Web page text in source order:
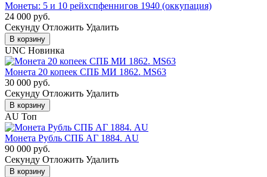
Монеты: 5 и 10 рейхспфеннигов 1940 (оккупация)
24 000 руб.
Cекунду Отложить Удалить
В корзину
UNC Новинка
Монета 20 копеек СПБ МИ 1862. MS63
30 000 руб.
Cекунду Отложить Удалить
В корзину
AU Топ
Монета Рубль СПБ АГ 1884. AU
90 000 руб.
Cекунду Отложить Удалить
В корзину